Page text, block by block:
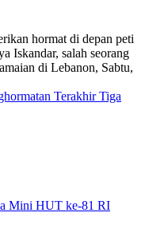
Terakhir Tiga
Mini HUT ke-81 RI